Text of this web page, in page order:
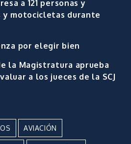
a 121 personas y
y motocicletas durante
por elegir bien
la Magistratura aprueba
a los jueces de la SCJ
AVIACIÓN